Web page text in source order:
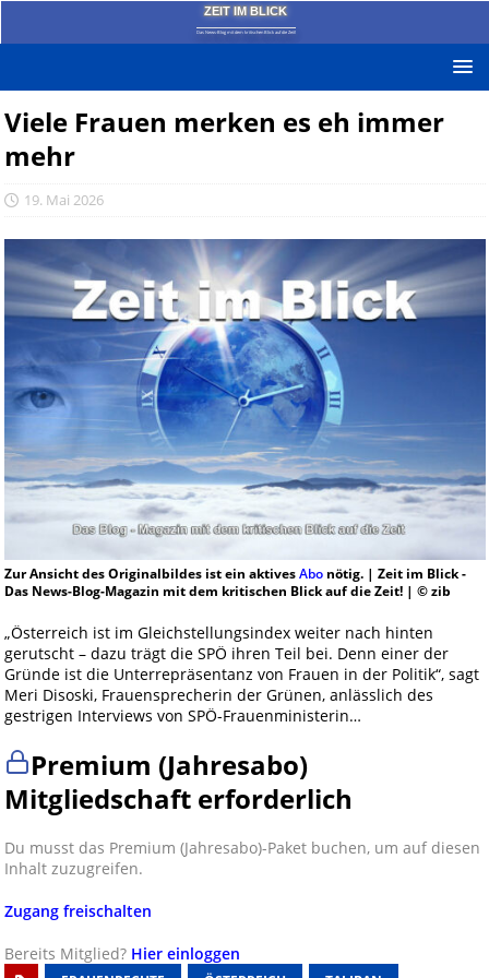
ZEIT IM BLICK
Das News-Blog mit dem kritischen Blick auf die Zeit!
Viele Frauen merken es eh immer
mehr
19. Mai 2026
Zur Ansicht des Originalbildes ist ein aktivesAbonötig. | Zeit im Blick -
Das News-Blog-Magazin mit dem kritischen Blick auf die Zeit! | © zib
„Österreich ist im Gleichstellungsindex weiter nach hinten
gerutscht – dazu trägt die SPÖ ihren Teil bei. Denn einer der
Gründe ist die Unterrepräsentanz von Frauen in der Politik“, sagt
Meri Disoski, Frauensprecherin der Grünen, anlässlich des
gestrigen Interviews von SPÖ-Frauenministerin…
Premium (Jahresabo)
Mitgliedschaft erforderlich
Du musst das Premium (Jahresabo)-Paket buchen, um auf diesen
Inhalt zuzugreifen.
Zugang freischalten
Bereits Mitglied? Hier einloggen